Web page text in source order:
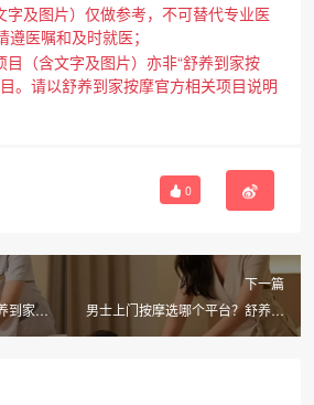
及图片）仅做参考，不可替代专业医
医嘱和及时就医；
（含文字及图片）亦非“舒养到家按
。请以舒养到家按摩官方相关项目说明
0
到家按
速到
下一篇
男士上门按摩选哪个平台？舒养到
家按摩30分钟上门，新客立减300